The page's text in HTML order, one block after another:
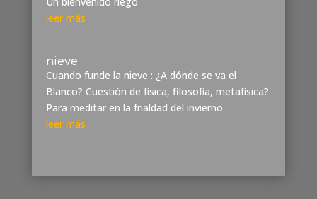
leer más
nieve
Cuando funde la nieve : ¿A dónde se va el
Blanco? Cuestión de física, filosofía, metafísica?
Para meditar en la frialdad del invierno
leer más